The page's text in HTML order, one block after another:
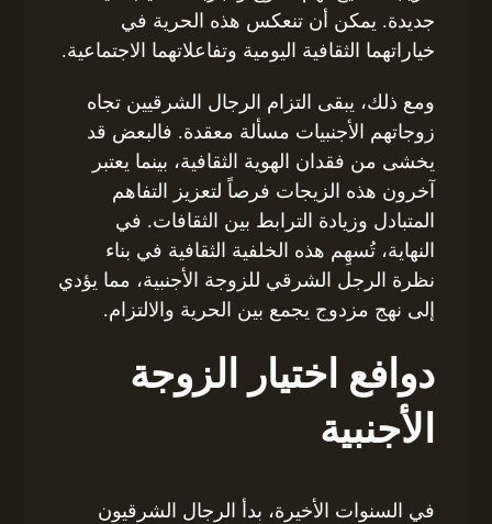
جديدة. يمكن أن تنعكس هذه الحرية في
خياراتهما الثقافية اليومية وتفاعلاتهما الاجتماعية.
ومع ذلك، يبقى التزام الرجال الشرقيين تجاه
زوجاتهم الأجنبيات مسألة معقدة. فالبعض قد
يخشى من فقدان الهوية الثقافية، بينما يعتبر
آخرون هذه الزيجات فرصاً لتعزيز التفاهم
المتبادل وزيادة الترابط بين الثقافات. في
النهاية، تُسهِم هذه الخلفية الثقافية في بناء
نظرة الرجل الشرقي للزوجة الأجنبية، مما يؤدي
إلى نهج مزدوج يجمع بين الحرية والالتزام.
دوافع اختيار الزوجة
الأجنبية
في السنوات الأخيرة، بدأ الرجال الشرقيون